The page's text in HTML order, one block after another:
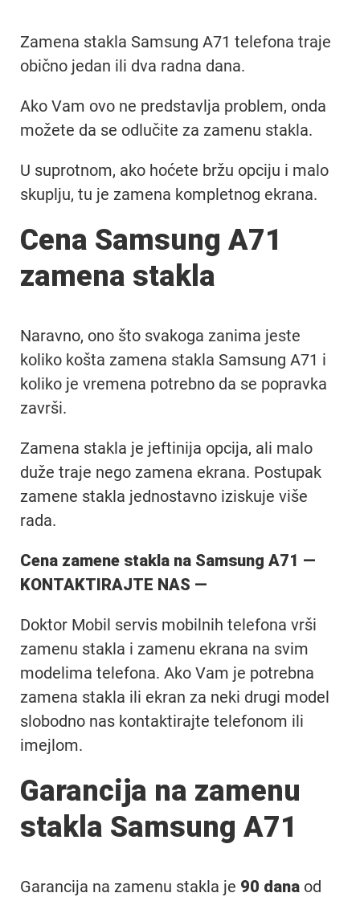
Zamena stakla Samsung A71 telefona traje
obično jedan ili dva radna dana.
Ako Vam ovo ne predstavlja problem, onda
možete da se odlučite za zamenu stakla.
U suprotnom, ako hoćete bržu opciju i malo
skuplju, tu je zamena kompletnog ekrana.
Cena Samsung A71
zamena stakla
Naravno, ono što svakoga zanima jeste
koliko košta zamena stakla Samsung A71 i
koliko je vremena potrebno da se popravka
završi.
Zamena stakla je jeftinija opcija, ali malo
duže traje nego zamena ekrana. Postupak
zamene stakla jednostavno iziskuje više
rada.
Cena zamene stakla na Samsung A71 —
KONTAKTIRAJTE NAS —
Doktor Mobil servis mobilnih telefona vrši
zamenu stakla i zamenu ekrana na svim
modelima telefona. Ako Vam je potrebna
zamena stakla ili ekran za neki drugi model
slobodno nas kontaktirajte telefonom ili
imejlom.
Garancija na zamenu
stakla Samsung A71
Garancija na zamenu stakla je 90 dana od